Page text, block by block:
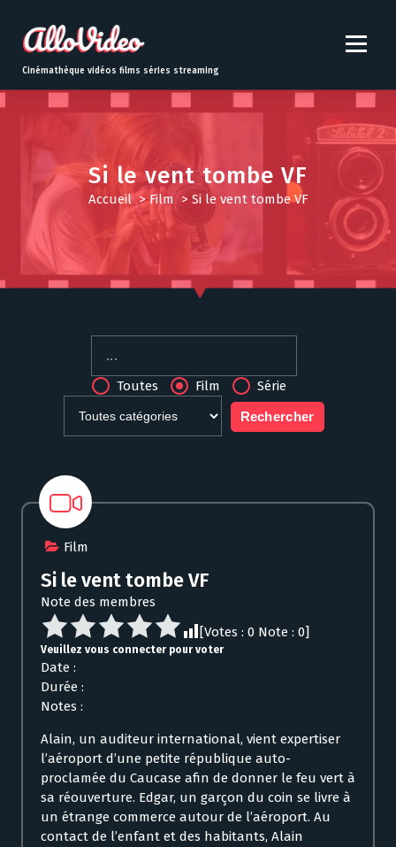
t
o
Cinémathèque vidéos films séries streaming
Si le vent tombe VF
Accueil>Film> Si le vent tombe VF
Toutes Film Série
Film
Si le vent tombe VF
Note des membres
[Votes : 0 Note : 0]
Veuillez vous connecter pour voter
Date :
Durée :
Notes :
Alain, un auditeur international, vient expertiser
l’aéroport d’une petite république auto-
proclamée du Caucase afin de donner le feu vert à
sa réouverture. Edgar, un garçon du coin se livre à
un étrange commerce autour de l’aéroport. Au
contact de l’enfant et des habitants, Alain